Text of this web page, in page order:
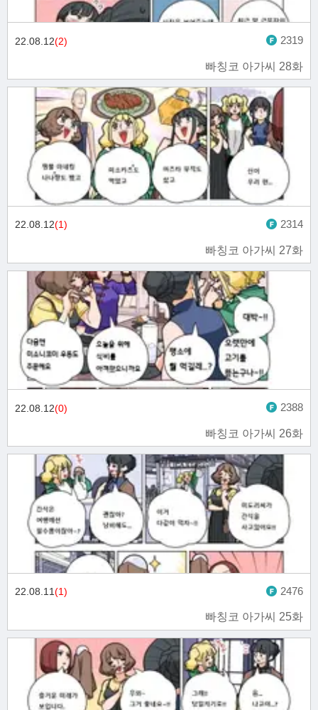
빠칭코 아가씨 28화
22.08.12(2) 2319
빠칭코 아가씨 27화
22.08.12(1) 2314
빠칭코 아가씨 26화
22.08.12(0) 2388
빠칭코 아가씨 25화
22.08.11(1) 2476